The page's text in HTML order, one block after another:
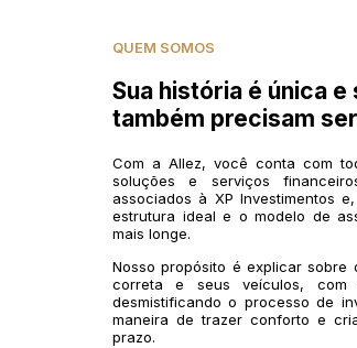
QUEM SOMOS
Sua história é única
também precisam ser
Com a Allez, você conta com
soluções e serviços
associados à XP Investimentos
estrutura ideal e o modelo de
mais longe.
Nosso propósito é explicar
correta e seus veículos, com
desmistificando o processo de
maneira de trazer conforto e
prazo.